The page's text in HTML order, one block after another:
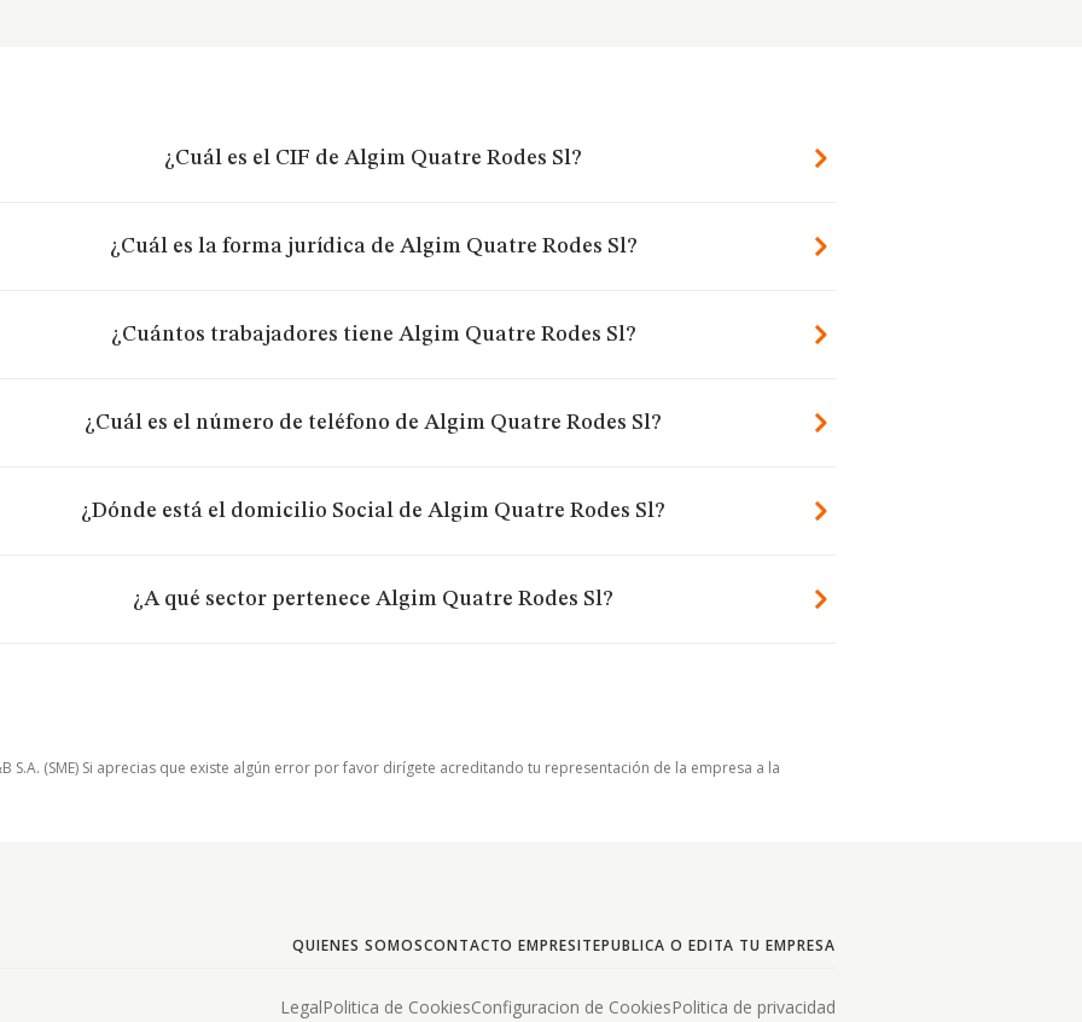
¿Cuál es el CIF de Algim Quatre Rodes Sl?
¿Cuál es la forma jurídica de Algim Quatre Rodes Sl?
¿Cuántos trabajadores tiene Algim Quatre Rodes Sl?
¿Cuál es el número de teléfono de Algim Quatre Rodes Sl?
¿Dónde está el domicilio Social de Algim Quatre Rodes Sl?
¿A qué sector pertenece Algim Quatre Rodes Sl?
(SME) Si aprecias que existe algún error por favor dirígete acreditando tu representación de la empresa a la
QUIENES SOMOSCONTACTO EMPRESITEPUBLICA O EDITA TU EMPRESA
LegalPolitica de CookiesConfiguracion de CookiesPolitica de privacidad